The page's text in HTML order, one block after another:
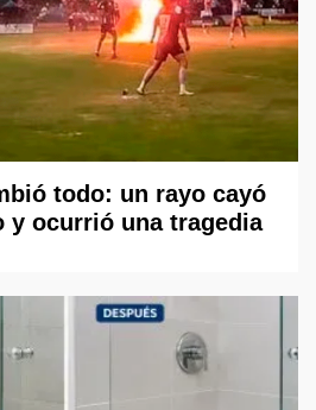
todo: un rayo cayó
y ocurrió una tragedia